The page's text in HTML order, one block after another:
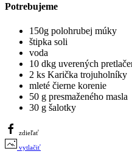
Potrebujeme
150g polohrubej múky
štipka soli
voda
10 dkg uverených
2 ks Karička trojuholníky
mleté čierne korenie
50 g presmaženého masla
30 g šalotky
zdieľať
vytlačiť